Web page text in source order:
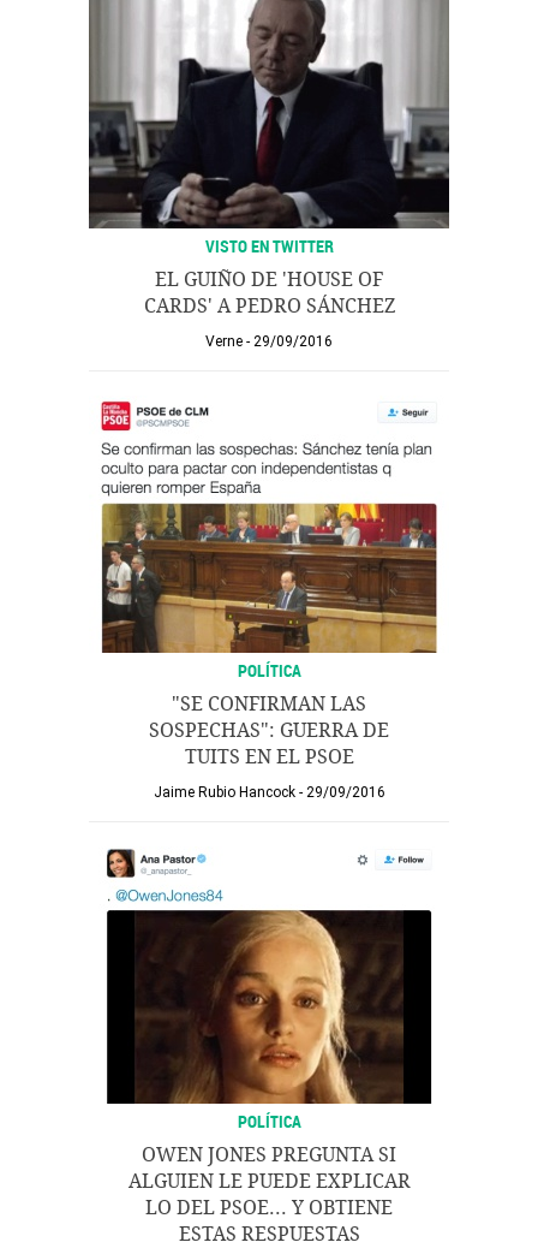
VISTO EN TWITTER
EL GUIÑO DE 'HOUSE OF
CARDS' A PEDRO SÁNCHEZ
Verne 29/09/2016
POLÍTICA
"SE CONFIRMAN LAS
SOSPECHAS": GUERRA DE
TUITS EN EL PSOE
Jaime Rubio Hancock 29/09/2016
POLÍTICA
OWEN JONES PREGUNTA SI
ALGUIEN LE PUEDE EXPLICAR
LO DEL PSOE... Y OBTIENE
ESTAS RESPUESTAS